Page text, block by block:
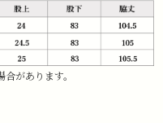
があります。